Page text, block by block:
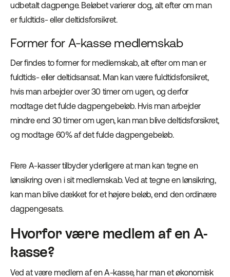
udbetalt dagpenge. Beløbet varierer dog, alt efter om man
er fuldtids- eller deltidsforsikret.
Former for A-kasse medlemskab
Der findes to former for medlemskab, alt efter om man er
fuldtids- eller deltidsansat. Man kan være fuldtidsforsikret,
hvis man arbejder over 30 timer om ugen, og derfor
modtage det fulde dagpengebeløb. Hvis man arbejder
mindre end 30 timer om ugen, kan man blive deltidsforsikret,
og modtage 60% af det fulde dagpengebeløb.
Flere A-kasser tilbyder yderligere at man kan tegne en
lønsikring oven i sit medlemskab. Ved at tegne en lønsikring,
kan man blive dækket for et højere beløb, end den ordinære
dagpengesats.
Hvorfor være medlem af en A-
kasse?
Ved at være medlem af en A-kasse, har man et økonomisk